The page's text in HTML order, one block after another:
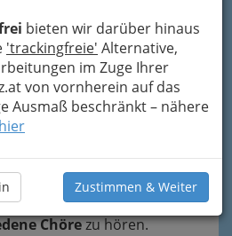
bieten wir darüber hinaus
'trackingfreie' Alternative,
im Zuge Ihrer
von vornherein auf das
Ausmaß beschränkt – nähere
hier
Zustimmen & Weiter
aufallenSeiten – die
ist überall auf der Suche
– Klingender
Konferenz, gab es an
auf demGrazer
Chörezu hören.